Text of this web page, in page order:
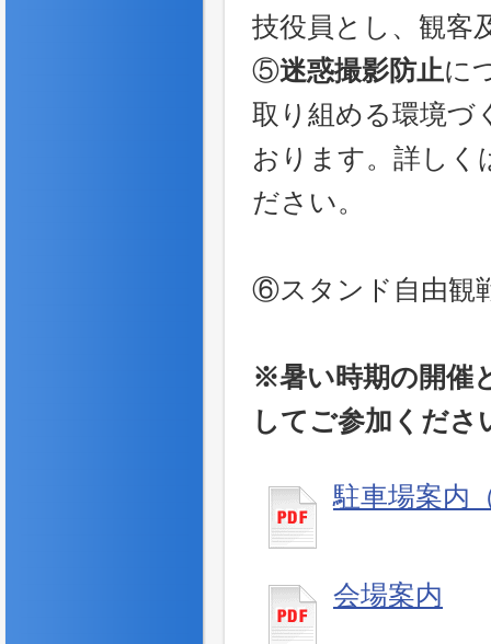
技役員とし、観客
⑤迷惑撮影防止に
取り組める環境づ
おります。詳しく
ださい。
⑥スタンド自由観
※暑い時期の開催
してご参加くださ
駐車場案内
会場案内